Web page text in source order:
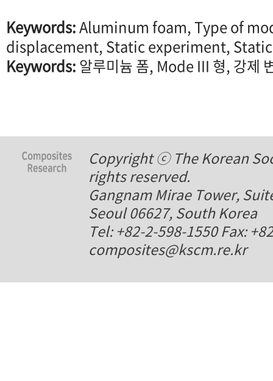
Keywords:Aluminum foam, Type of
displacement, Static experiment,
Keywords:알루미늄 폼, Mode III 형, 강제
Copyright ⓒ The Korean
rights reserved.
Gangnam Mirae Tower,
Seoul 06627, South Korea
Tel: +82-2-598-1550 Fax:
composites@kscm.re.kr